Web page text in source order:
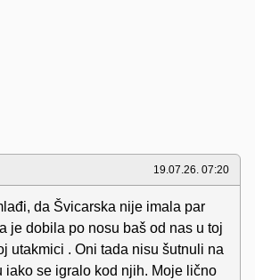
19.07.26. 07:20
da Švicarska nije imala par
je dobila po nosu baš od nas u toj
utakmici . Oni tada nisu šutnuli na
iako se igralo kod njih. Moje lično